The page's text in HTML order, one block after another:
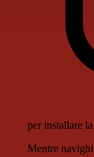
per installare
Mentre